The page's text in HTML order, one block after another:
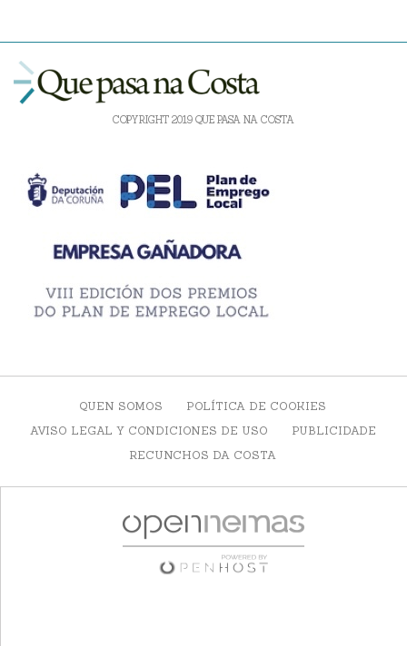
COPYRIGHT 2019 QUE PASA NA COSTA
QUEN SOMOS
POLÍTICA DE COOKIES
AVISO LEGAL Y CONDICIONES DE USO
PUBLICIDADE
RECUNCHOS DA COSTA